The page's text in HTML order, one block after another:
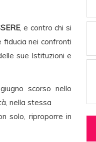
, e contro chi si
nei confronti
sue Istituzioni e
scorso nello
nella stessa
solo, riproporre in